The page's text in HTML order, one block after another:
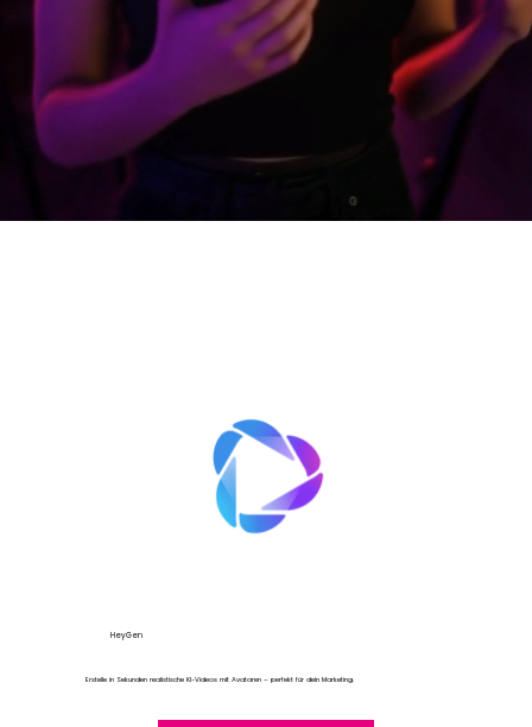
HeyGen
Erstelle in Sekunden realistische KI-Videos mit Avataren – perfekt für dein Marketing.